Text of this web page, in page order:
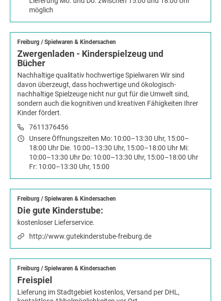
möglich
Freiburg /Spielwaren & Kindersachen
Zwergenladen - Kinderspielzeug und
Bücher
Nachhaltige qualitativ hochwertige Spielwaren Wir sind
davon überzeugt, dass hochwertige und ökologisch-
nachhaltige Spielzeuge nicht nur gut für die Umwelt sind,
sondern auch die kognitiven und kreativen Fähigkeiten Ihrer
Kinder fördert.
7611376456
Unsere Öffnungszeiten Mo: 10:00–13:30 Uhr, 15:00–
18:00 Uhr Die. 10:00–13:30 Uhr, 15:00–18:00 Uhr Mi:
10:00–13:30 Uhr Do: 10:00–13:30 Uhr, 15:00–18:00 Uhr
Fr: 10:00–13:30 Uhr, 15:00
Freiburg /Spielwaren & Kindersachen
Die gute Kinderstube:
kostenloser Lieferservice.
http://www.gutekinderstube-freiburg.de
Freiburg /Spielwaren & Kindersachen
Freispiel
Lieferung im Stadtgebiet kostenlos, Versand per DHL,